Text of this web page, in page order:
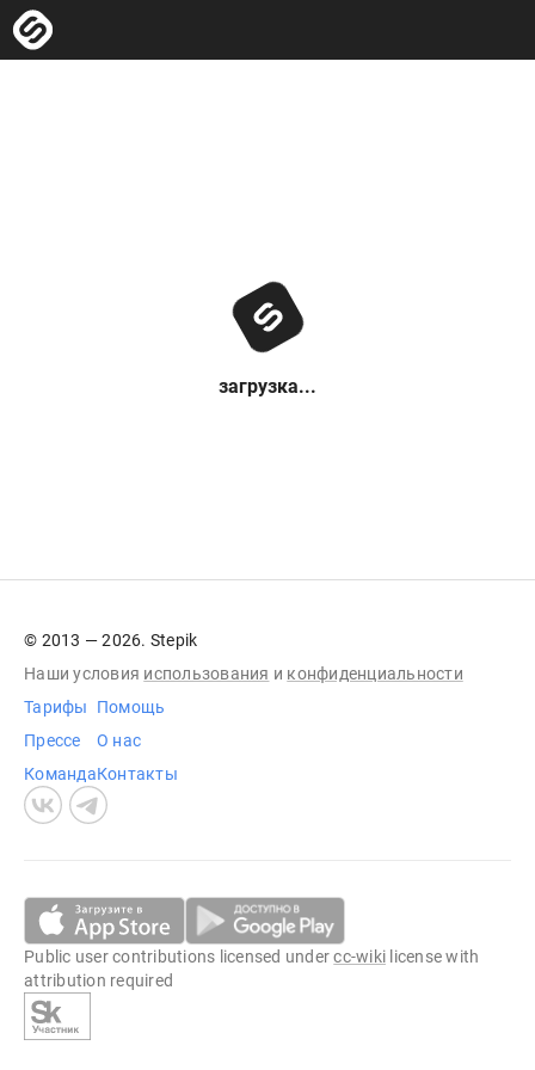
загрузка...
© 2013 — 2026. Stepik
Наши условия использования и конфиденциальности
Тарифы
Прессе
Команда
Помощь
О нас
Контакты
Public user contributions licensed undercc-wiki license with
attribution required